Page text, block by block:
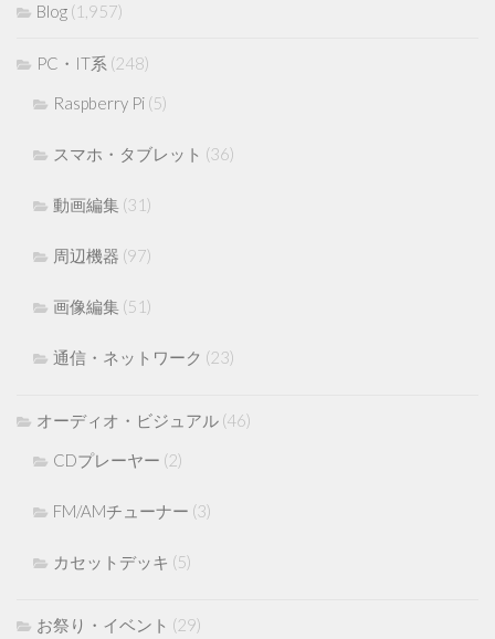
Blog (1,957)
PC・IT系 (248)
Raspberry Pi (5)
スマホ・タブレット (36)
動画編集 (31)
周辺機器 (97)
画像編集 (51)
通信・ネットワーク (23)
オーディオ・ビジュアル (46)
CDプレーヤー (2)
FM/AMチューナー (3)
カセットデッキ (5)
お祭り・イベント (29)